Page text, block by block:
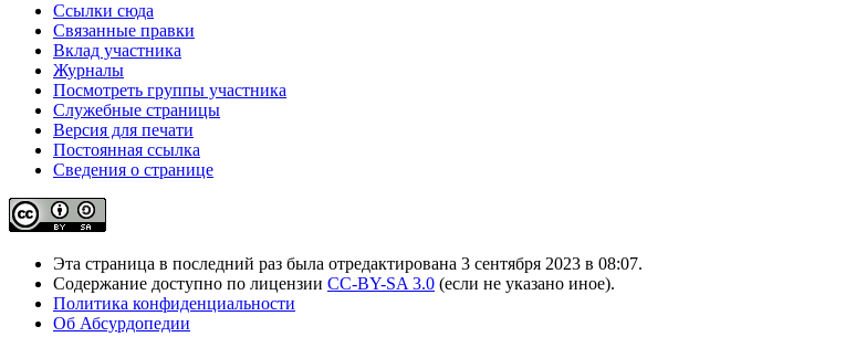
Ссылки сюда
Связанные правки
Вклад участника
Журналы
Посмотреть группы участника
Служебные страницы
Версия для печати
Постоянная ссылка
Сведения о странице
Эта страница в последний раз была отредактирована 3 сентября 2023 в 08:07.
Содержание доступно по лицензии CC-BY-SA 3.0 (если не указано иное).
Политика конфиденциальности
Об Абсурдопедии